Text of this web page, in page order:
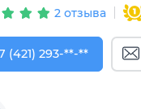
2 отзыва
(421) 293-73-64
(421) 293-**-**